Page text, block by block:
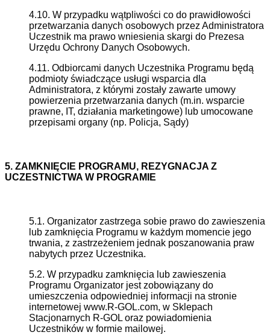
4.10. W przypadku wątpliwości co do prawidłowości
przetwarzania danych osobowych przez Administratora
Uczestnik ma prawo wniesienia skargi do Prezesa
Urzędu Ochrony Danych Osobowych.
4.11. Odbiorcami danych Uczestnika Programu będą
podmioty świadczące usługi wsparcia dla
Administratora, z którymi zostały zawarte umowy
powierzenia przetwarzania danych (m.in. wsparcie
prawne, IT, działania marketingowe) lub umocowane
przepisami organy (np. Policja, Sądy)
5. ZAMKNIĘCIE PROGRAMU, REZYGNACJA Z
UCZESTNICTWA W PROGRAMIE
5.1. Organizator zastrzega sobie prawo do zawieszenia
lub zamknięcia Programu w każdym momencie jego
trwania, z zastrzeżeniem jednak poszanowania praw
nabytych przez Uczestnika.
5.2. W przypadku zamknięcia lub zawieszenia
Programu Organizator jest zobowiązany do
umieszczenia odpowiedniej informacji na stronie
internetowej www.R-GOL.com, w Sklepach
Stacjonarnych R-GOL oraz powiadomienia
Uczestników w formie mailowej.